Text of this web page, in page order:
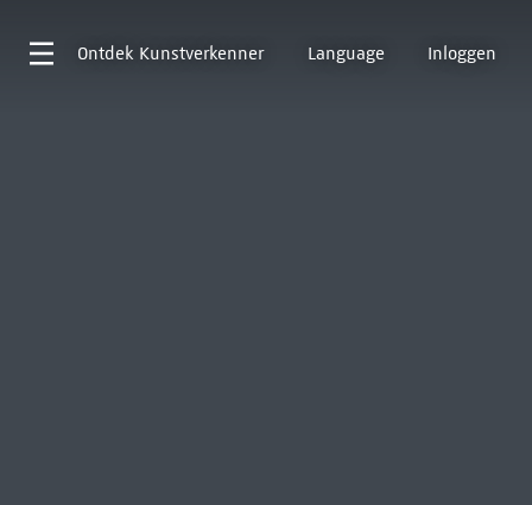
Ontdek Kunstverkenner Language Inloggen